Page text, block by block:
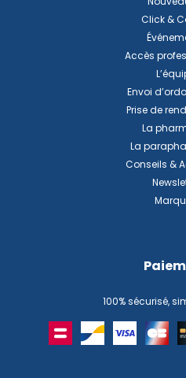
Click &
Accès
Envoi
Prise de
La
La
Conseils &
100% sécurisé,